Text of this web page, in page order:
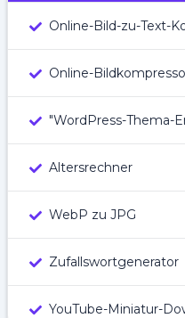
Online-Bild-zu-Text-
Online-
"WordPress-Thema-
Altersrechner
WebP zu JPG
Zufallswortgenerator
YouTube-Miniatur-